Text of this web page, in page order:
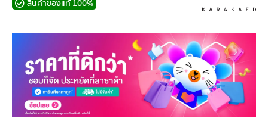
สินค้าของแท้ 100%